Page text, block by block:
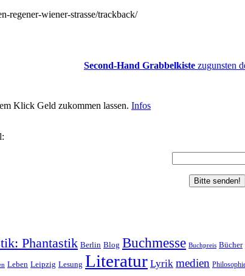
regener-wiener-strasse/trackback/
Second-Hand Grabbelkiste zugunsten
Klick Geld zukommen lassen. Infos
Phantastik Berlin Blog Buchmesse Buchpreis Bücher
Leben Leipzig Lesung Literatur Lyrik medien